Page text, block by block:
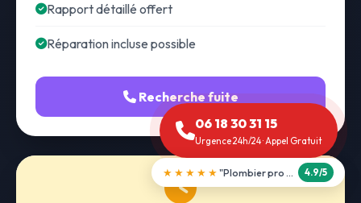
Rapport détaillé offert
Réparation incluse possible
Recherche fuite
06 18 30 31 15
Urgence 24h/24 · Appel Gratuit
★★★★★ "Débouchage WC en 30 min" 5.0/5